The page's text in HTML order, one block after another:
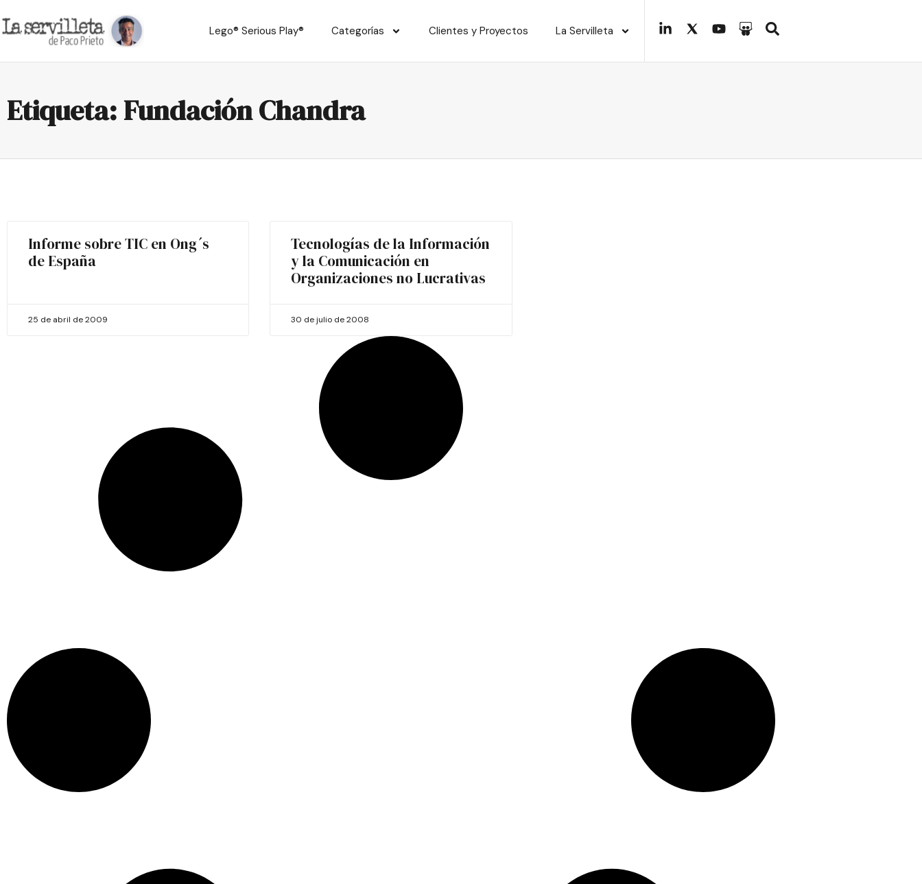
Lego® Serious Play® Categorías Clientes y Proyectos La Servilleta
Etiqueta: Fundación Chandra
Informe sobre TIC en Ong´s
de España
25 de abril de 2009
Tecnologías de la Información
y la Comunicación en
Organizaciones no Lucrativas
30 de julio de 2008